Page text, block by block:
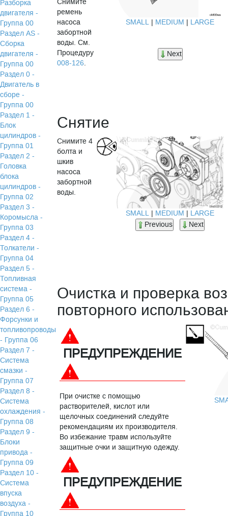
Разборка
двигателя -
Группа 00
Раздел АS -
Сборка
двигателя -
Группа 00
Раздел 0 -
Двигатель в
сборе -
Группа 00
Раздел 1 -
Блок
цилиндров -
Группа 01
Раздел 2 -
Головка
блока
цилиндров -
Группа 02
Раздел 3 -
Коромысла -
Группа 03
Раздел 4 -
Толкатели -
Группа 04
Раздел 5 -
Топливная
система -
Группа 05
Раздел 6 -
Форсунки и
топливопроводы
- Группа 06
Раздел 7 -
Система
смазки -
Группа 07
Раздел 8 -
Система
охлаждения -
Группа 08
Раздел 9 -
Блоки
привода -
Группа 09
Раздел 10 -
Система
впуска
воздуха -
Группа 10
ремень
насоса
забортной
воды. См.
Процедуру
008-126.
SMALL | MEDIUM | LARGE
Next
Снятие
Снимите 4
болта и
шкив
насоса
забортной
воды.
SMALL | MEDIUM | LARGE
Previous
Next
Очистка и проверка
повторного
ПРЕДУПРЕЖДЕНИЕ
При очистке с помощью
растворителей, кислот или
щелочных соединений следуйте
рекомендациям их производителя.
Во избежание травм используйте
защитные очки и защитную одежду.
ПРЕДУПРЕЖДЕНИЕ